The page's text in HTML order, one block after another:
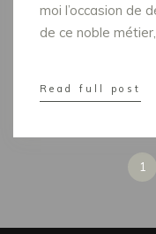
moi l’occasion de
de ce noble
Read full post
1